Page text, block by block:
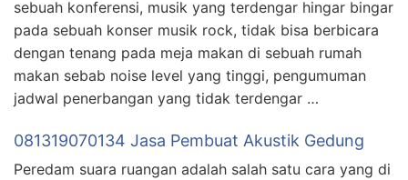
sebuah konferensi, musik yang terdengar hingar bingar
pada sebuah konser musik rock, tidak bisa berbicara
dengan tenang pada meja makan di sebuah rumah
makan sebab noise level yang tinggi, pengumuman
jadwal penerbangan yang tidak terdengar …
081319070134 Jasa Pembuat Akustik Gedung
Peredam suara ruangan adalah salah satu cara yang di